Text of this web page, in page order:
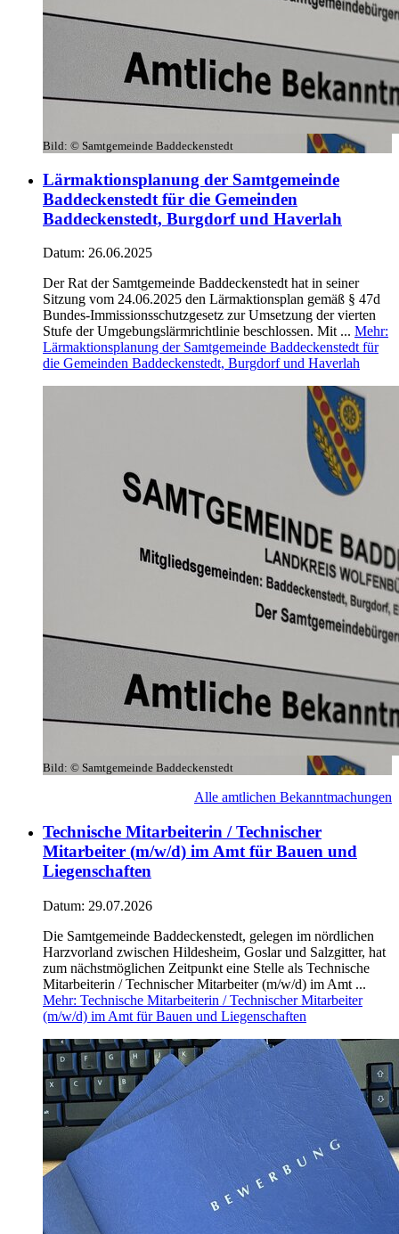
Bild: © Samtgemeinde Baddeckenstedt
Lärmaktionsplanung der Samtgemeinde
Baddeckenstedt für die Gemeinden
Baddeckenstedt, Burgdorf und Haverlah
Datum: 26.06.2025
Der Rat der Samtgemeinde Baddeckenstedt hat in seiner
Sitzung vom 24.06.2025 den Lärmaktionsplan gemäß § 47d
Bundes-Immissionsschutzgesetz zur Umsetzung der vierten
Stufe der Umgebungslärmrichtlinie beschlossen. Mit ... Mehr:
Lärmaktionsplanung der Samtgemeinde Baddeckenstedt für
die Gemeinden Baddeckenstedt, Burgdorf und Haverlah
Bild: © Samtgemeinde Baddeckenstedt
Alle amtlichen Bekanntmachungen
Technische Mitarbeiterin / Technischer
Mitarbeiter (m/w/d) im Amt für Bauen und
Liegenschaften
Datum: 29.07.2026
Die Samtgemeinde Baddeckenstedt, gelegen im nördlichen
Harzvorland zwischen Hildesheim, Goslar und Salzgitter, hat
zum nächstmöglichen Zeitpunkt eine Stelle als Technische
Mitarbeiterin / Technischer Mitarbeiter (m/w/d) im Amt ...
Mehr: Technische Mitarbeiterin / Technischer Mitarbeiter
(m/w/d) im Amt für Bauen und Liegenschaften